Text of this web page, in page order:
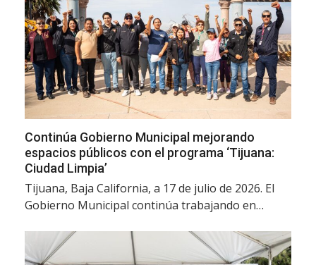
Continúa Gobierno Municipal mejorando
espacios públicos con el programa ‘Tijuana:
Ciudad Limpia’
Tijuana, Baja California, a 17 de julio de 2026. El
Gobierno Municipal continúa trabajando en…